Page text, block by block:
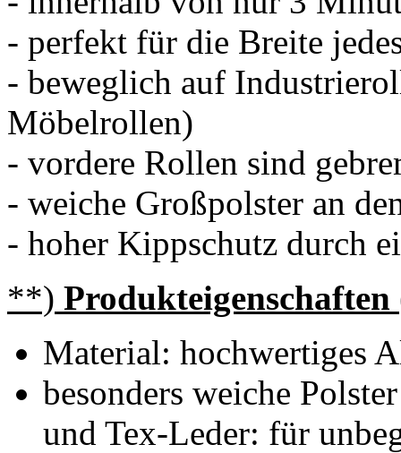
- perfekt für die Breite
- beweglich auf
Möbelrollen)
- vordere Rollen sind
- weiche Großpolster an
- hoher Kippschutz durch
**)
Material: hochwertiges
besonders weiche
und Tex-Leder: für